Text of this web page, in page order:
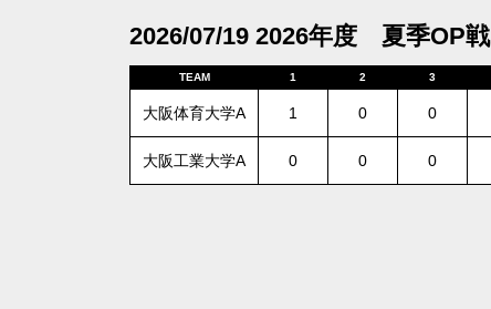
2026/07/19 2026年度 夏季OP戦
TEAM 1 2 3
大阪体育大学A 1 0 0
大阪工業大学A 0 0 0